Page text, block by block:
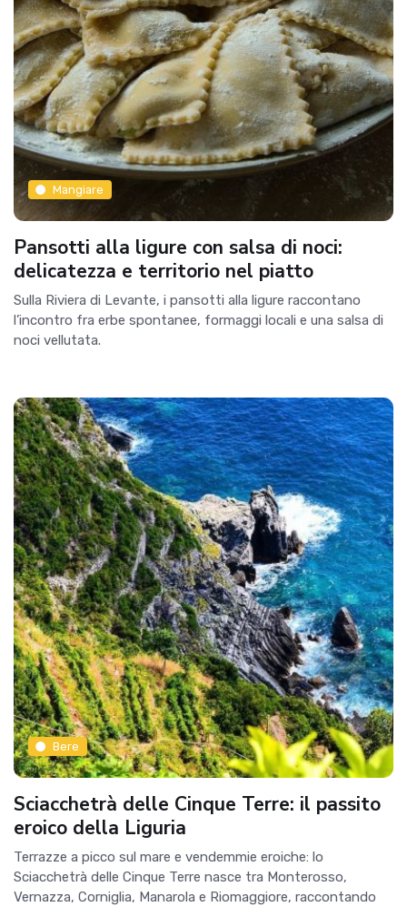
Mangiare
Pansotti alla ligure con salsa di noci:
delicatezza e territorio nel piatto
Sulla Riviera di Levante, i pansotti alla ligure raccontano
l’incontro fra erbe spontanee, formaggi locali e una salsa di
noci vellutata.
Bere
Sciacchetrà delle Cinque Terre: il passito
eroico della Liguria
Terrazze a picco sul mare e vendemmie eroiche: lo
Sciacchetrà delle Cinque Terre nasce tra Monterosso,
Vernazza, Corniglia, Manarola e Riomaggiore, raccontando